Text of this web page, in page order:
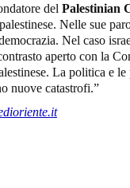
del Palestinian
Nelle sue
Nel caso
aperto con la
La politica e
nuove catastrofi.”